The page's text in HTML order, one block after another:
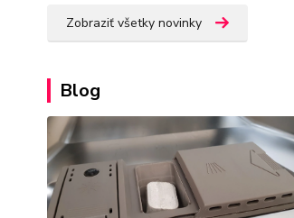
Zobraziť všetky novinky
Blog